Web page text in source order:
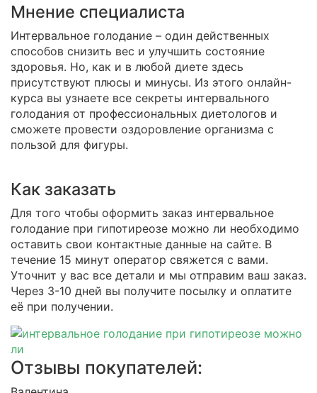
Мнение специалиста
Интервальное голодание – один действенных
способов снизить вес и улучшить состояние
здоровья. Но, как и в любой диете здесь
присутствуют плюсы и минусы. Из этого онлайн-
курса вы узнаете все секреты интервального
голодания от профессиональных диетологов и
сможете провести оздоровление организма с
пользой для фигуры.
Как заказать
Для того чтобы оформить заказ интервальное
голодание при гипотиреозе можно ли необходимо
оставить свои контактные данные на сайте. В
течение 15 минут оператор свяжется с вами.
Уточнит у вас все детали и мы отправим ваш заказ.
Через 3-10 дней вы получите посылку и оплатите
её при получении.
Отзывы покупателей: